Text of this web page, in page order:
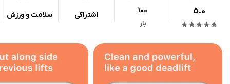
5.0
100
بار
اشتراکی سلامت و ورزش